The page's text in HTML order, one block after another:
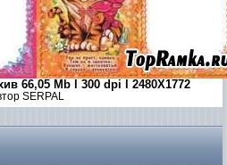
66,05 Mb l 300 dpi l 2480Х1772
SERPAL